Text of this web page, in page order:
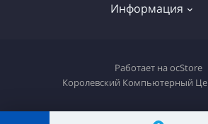
Информация
О компании
Доставка товара
Политика
Работает на ocStore
Королевский Компьютерный